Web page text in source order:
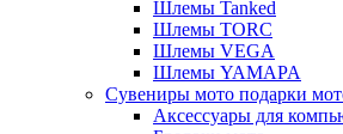
Шлемы Tanked
Шлемы TORC
Шлемы VEGA
Шлемы YAMAPA
Сувениры мото подарки
Аксессуары для